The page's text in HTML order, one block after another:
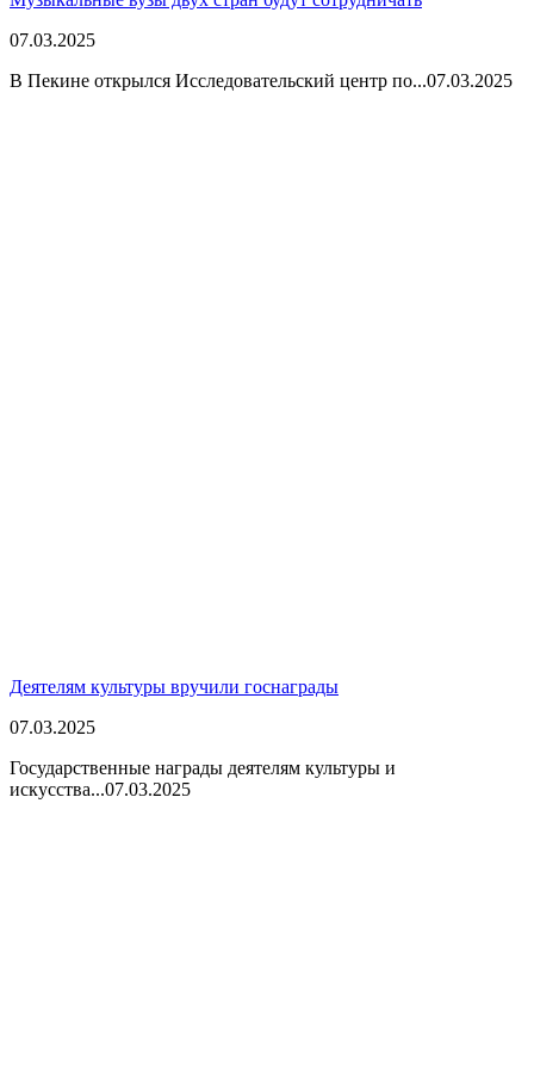
07.03.2025
В Пекине открылся Исследовательский центр по...07.03.2025
Деятелям культуры вручили госнаграды
07.03.2025
Государственные награды деятелям культуры и
искусства...07.03.2025